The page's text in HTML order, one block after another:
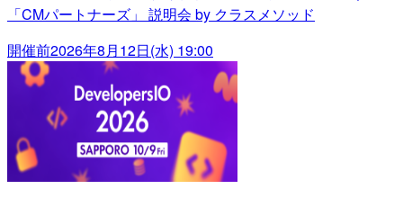
「CMパートナーズ」 説明会 by クラスメソッド
開催前2026年8月12日(水) 19:00